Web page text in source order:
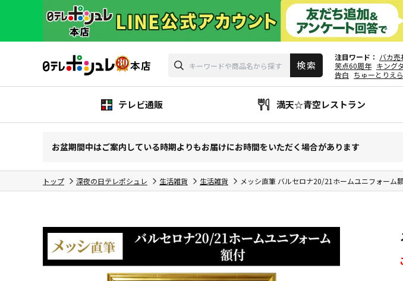
注目ワード バカ売
笑点60周年 キング
告白 ちゅーとりえ
テレビ通販 満天☆青空レストラン
お盆期間中はご案内している時期よりもお届けにお時間をいただく場合があります
トップ 深夜の日テレポシュレ 生活雑貨 生活雑貨 メッシ直筆 バルセロナ20/21ホームユニフォーム